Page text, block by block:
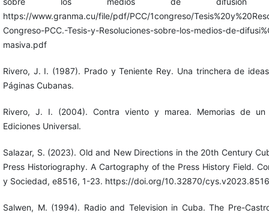
https://www.granma.cu/file/pdf/PCC/1congreso/
Congreso-PCC.-Tesis-y-Resoluciones-sobre-los-medios-de-
masiva.pdf
Rivero, J. I. (1987). Prado y Teniente Rey. Una trinchera de
Páginas Cubanas.
Rivero, J. I. (2004). Contra viento y marea. Memorias de un
Ediciones Universal.
Salazar, S. (2023). Old and New Directions in the 20th Century
Press Historiography. A Cartography of the Press History Field.
y Sociedad, e8516, 1-23. https://doi.org/10.32870/cys.v2023.8516
Salwen, M. (1994). Radio and Television in Cuba. The Pre-